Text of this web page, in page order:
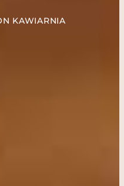
KAWIARNIA